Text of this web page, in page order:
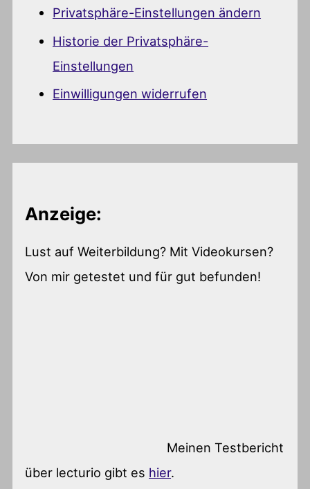
Privatsphäre-Einstellungen ändern
Historie der Privatsphäre-
Einstellungen
Einwilligungen widerrufen
Anzeige:
Lust auf Weiterbildung? Mit Videokursen?
Von mir getestet und für gut befunden!
Meinen Testbericht
über lecturio gibt es hier.